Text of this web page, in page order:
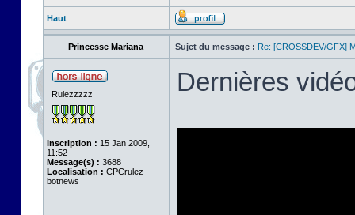
Haut
Princesse Mariana Sujet du message : Re: [CROSSDEV/GFX]
Rulezzzzz
Inscription : 15 Jan 2009,
11:52
Message(s) : 3688
Localisation : CPCrulez
botnews
Dernières